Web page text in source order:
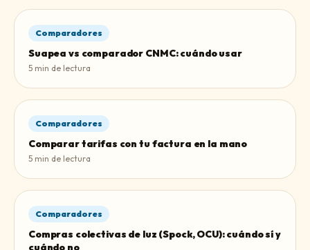
Comparadores
Suapea vs comparador CNMC: cuándo usar
5 min de lectura
Comparadores
Comparar tarifas con tu factura en la mano
5 min de lectura
Comparadores
Compras colectivas de luz (Spock, OCU): cuándo sí y
cuándo no